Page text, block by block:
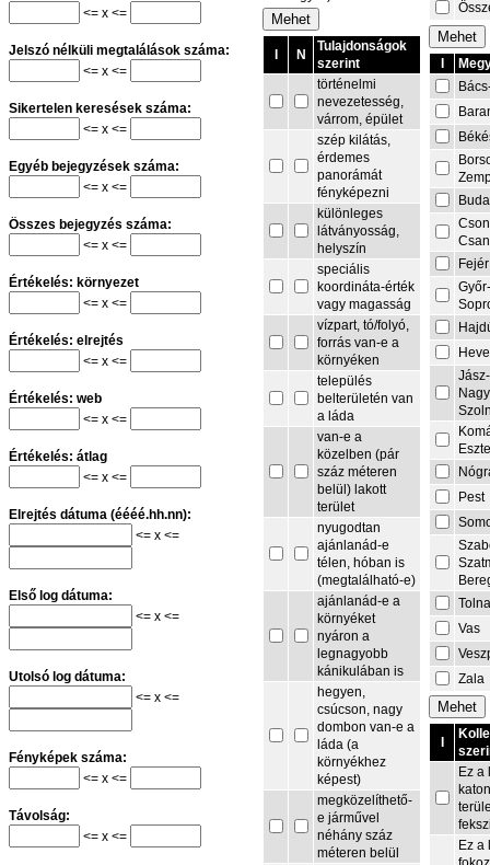
<= x <=
Jelszó nélküli megtalálások száma:
<= x <=
Sikertelen keresések száma:
<= x <=
Egyéb bejegyzések száma:
<= x <=
Összes bejegyzés száma:
<= x <=
Értékelés: környezet
<= x <=
Értékelés: elrejtés
<= x <=
Értékelés: web
<= x <=
Értékelés: átlag
<= x <=
Elrejtés dátuma (éééé.hh.nn):
<= x <=
Első log dátuma:
<= x <=
Utolsó log dátuma:
<= x <=
Fényképek száma:
<= x <=
Távolság:
<= x <=
I N
Tulajdonságok
szerint
történelmi
nevezetesség,
várrom, épület
szép kilátás,
érdemes
panorámát
fényképezni
különleges
látványosság,
helyszín
speciális
koordináta-érték
vagy magasság
vízpart, tó/folyó,
forrás van-e a
környéken
település
belterületén van
a láda
van-e a
közelben (pár
száz méteren
belül) lakott
terület
nyugodtan
ajánlanád-e
télen, hóban is
(megtalálható-e)
ajánlanád-e a
környéket
nyáron a
legnagyobb
kánikulában is
hegyen,
csúcson, nagy
dombon van-e a
láda (a
környékhez
képest)
megközelíthető-
e járművel
néhány száz
méteren belül
I
Fejér
Jász-
Pest
Vas
Zala
I
Ez a
Ez a